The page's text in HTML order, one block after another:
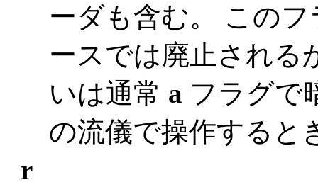
ーダも含む。 この
ースでは廃止される
いは通常 a フラグで
の流儀で操作すると
r